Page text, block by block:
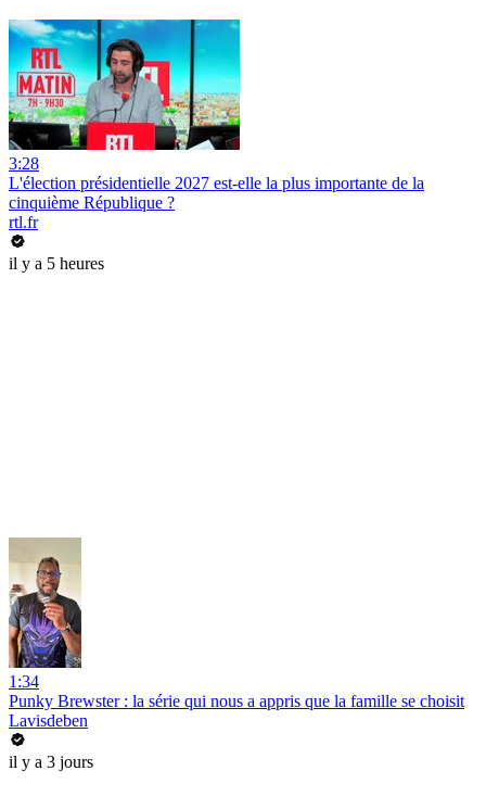
3:28
L'élection présidentielle 2027 est-elle la plus importante de la
cinquième République ?
rtl.fr
il y a 5 heures
1:34
Punky Brewster : la série qui nous a appris que la famille se choisit
Lavisdeben
il y a 3 jours